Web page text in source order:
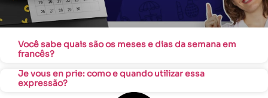
Você sabe quais são os meses e dias da semana em
francês?
Je vous en prie: como e quando utilizar essa
expressão?